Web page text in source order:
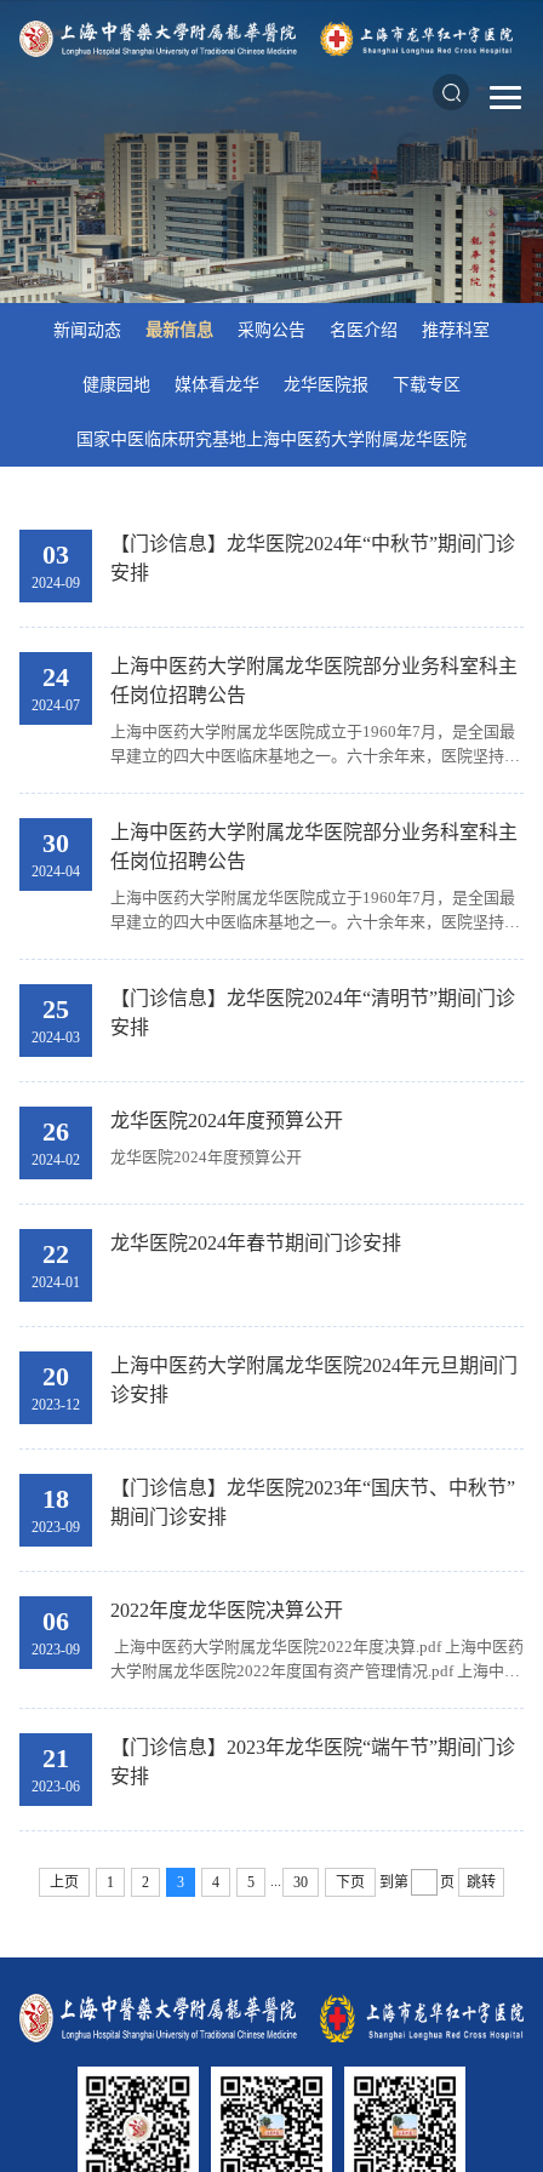
新闻动态 最新信息 采购公告 名医介绍 推荐科室
健康园地 媒体看龙华 龙华医院报 下载专区
国家中医临床研究基地上海中医药大学附属龙华医院
03
2024-09
【门诊信息】龙华医院2024年“中秋节”期间门诊
安排
24
2024-07
上海中医药大学附属龙华医院部分业务科室科主
任岗位招聘公告
上海中医药大学附属龙华医院成立于1960年7月，是全国最
早建立的四大中医临床基地之一。六十余年来，医院坚持中
出的全国示范中医医院、上海市三级甲等医院、上海市文明
单位“十五连冠”、全国文明单位、首批国家中医临床研究基
三级中医医院绩效考核中位列全国中医综合类医院第一。...
30
2024-04
上海中医药大学附属龙华医院部分业务科室科主
任岗位招聘公告
上海中医药大学附属龙华医院成立于1960年7月，是全国最
早建立的四大中医临床基地之一。六十余年来，医院坚持中
出的全国示范中医医院、上海市三级甲等医院、上海市文明
单位“十五连冠”、全国文明单位、首批国家中医临床研究基
25
2024-03
【门诊信息】龙华医院2024年“清明节”期间门诊
安排
26
2024-02
龙华医院2024年度预算公开
龙华医院2024年度预算公开
22
2024-01
龙华医院2024年春节期间门诊安排
20
2023-12
上海中医药大学附属龙华医院2024年元旦期间门
诊安排
18
2023-09
【门诊信息】龙华医院2023年“国庆节、中秋节”
期间门诊安排
06
2023-09
2022年度龙华医院决算公开
上海中医药大学附属龙华医院2022年度决算.pdf 上海中医药
大学附属龙华医院2022年度国有资产管理情况.pdf 上海中医
21
2023-06
【门诊信息】2023年龙华医院“端午节”期间门诊
安排
上页 1 2 3 4 5 30 下页 到第 页 跳转